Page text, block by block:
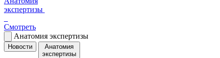
экспертизы
Смотреть
Анатомия экспертизы
Новости
Анатомия
экспертизы